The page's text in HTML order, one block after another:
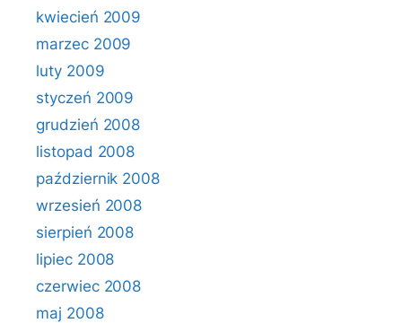
kwiecień 2009
marzec 2009
luty 2009
styczeń 2009
grudzień 2008
listopad 2008
październik 2008
wrzesień 2008
sierpień 2008
lipiec 2008
czerwiec 2008
maj 2008